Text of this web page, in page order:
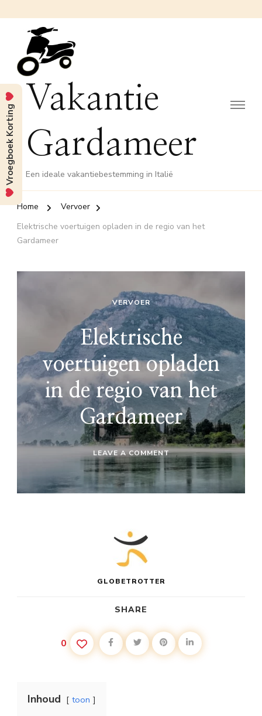
Vakantie
Gardameer
Een ideale vakantiebestemming in Italië
Home
Vervoer
Elektrische voertuigen opladen in de regio van het
Gardameer
VERVOER
Elektrische
voertuigen opladen
in de regio van het
Gardameer
LEAVE A COMMENTON
ELEKTRISCHE
VOERTUIGEN
OPLADEN
IN
GLOBETROTTER
SHARE
0
Inhoud toon
Vroegboek Korting